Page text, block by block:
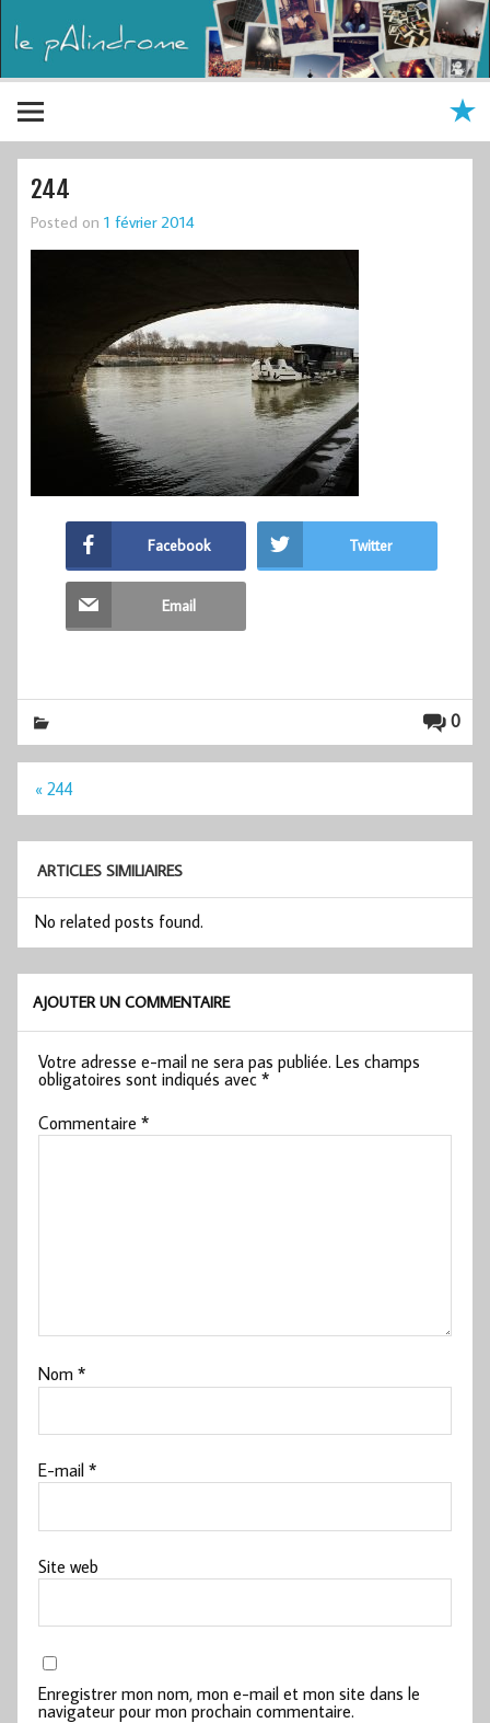
244
Posted on 1 février 2014
Facebook Twitter
Email
0
Navigation
« 244
ARTICLES SIMILIAIRES
No related posts found.
AJOUTER UN COMMENTAIRE
Votre adresse e-mail ne sera pas publiée. Les champs
obligatoires sont indiqués avec*
Commentaire*
Nom*
E-mail*
Site web
Enregistrer mon nom, mon e-mail et mon site dans le
navigateur pour mon prochain commentaire.